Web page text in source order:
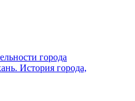
города
История города,